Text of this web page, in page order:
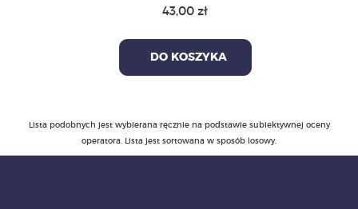
43,00 zł
DO KOSZYKA
Lista podobnych jest wybierana ręcznie na podstawie subiektywnej oceny
operatora. Lista jest sortowana w sposób losowy.